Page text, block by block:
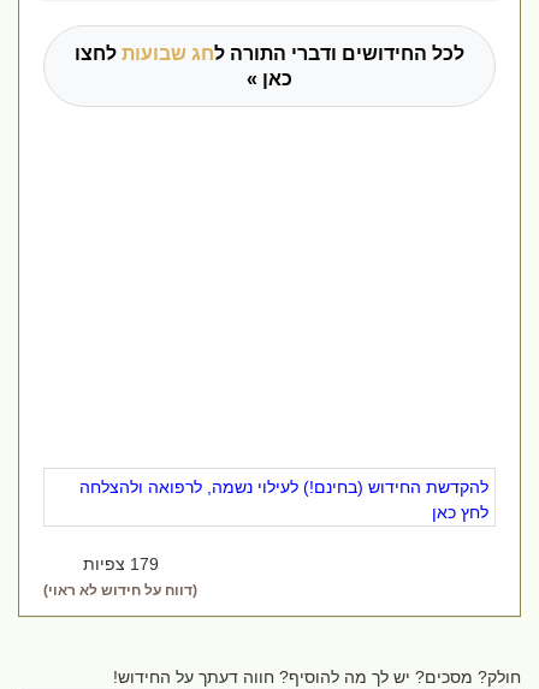
לכל החידושים ודברי התורה לחג שבועותלחצו
כאן »
להקדשת החידוש (בחינם!) לעילוי נשמה, לרפואה ולהצלחה
לחץ כאן
179 צפיות
(דווח על חידוש לא ראוי)
חולק? מסכים? יש לך מה להוסיף? חווה דעתך על החידוש!